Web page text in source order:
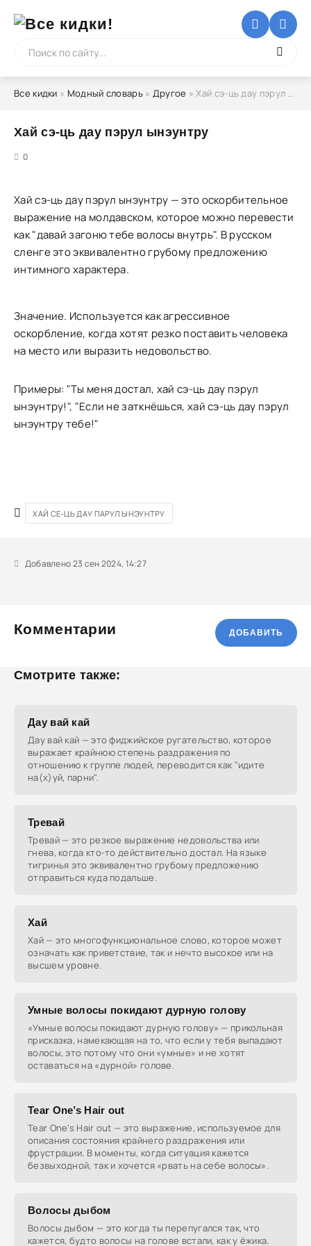
Все кидки » Модный словарь» Другое » Хай сэ-ць дау пэрул ынэунтру
Хай сэ-ць дау пэрул ынэунтру
0
Хай сэ-ць дау пэрул ынэунтру — это оскорбительное
выражение на молдавском, которое можно перевести
как "давай загоню тебе волосы внутрь". В русском
сленге это эквивалентно грубому предложению
интимного характера.
Значение. Используется как агрессивное
оскорбление, когда хотят резко поставить человека
на место или выразить недовольство.
Примеры: "Ты меня достал, хай сэ-ць дау пэрул
ынэунтру!", "Если не заткнёшься, хай сэ-ць дау пэрул
ынэунтру тебе!"
ХАЙ СЕ-ЦЬ ДАУ ПАРУЛ ЫНЭУНТРУ
Добавлено 23 сен 2024, 14:27
Комментарии ДОБАВИТЬ
Смотрите также:
Дау вай кай
Дау вай кай — это фиджийское ругательство, которое
выражает крайнюю степень раздражения по
отношению к группе людей, переводится как "идите
на(х)уй, парни".
Тревай
Тревай — это резкое выражение недовольства или
гнева, когда кто-то действительно достал. На языке
тигринья это эквивалентно грубому предложению
отправиться куда подальше.
Хай
Хай — это многофункциональное слово, которое может
означать как приветствие, так и нечто высокое или на
высшем уровне.
Умные волосы покидают дурную голову
«Умные волосы покидают дурную голову» — прикольная
присказка, намекающая на то, что если у тебя выпадают
волосы, это потому что они «умные» и не хотят
оставаться на «дурной» голове.
Tear One’s Hair out
Tear One’s Hair out — это выражение, используемое для
описания состояния крайнего раздражения или
фрустрации. В моменты, когда ситуация кажется
безвыходной, так и хочется «рвать на себе волосы».
Волосы дыбом
Волосы дыбом — это когда ты перепугался так, что
кажется, будто волосы на голове встали, как у ёжика.